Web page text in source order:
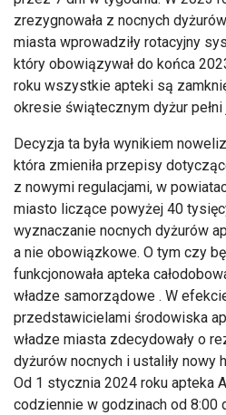
zrezygnowała z nocnych
miasta wprowadziły rotacyjny
który obowiązywał do końca
roku wszystkie apteki są
okresie świątecznym dyżur
Decyzja ta była wynikiem
która zmieniła przepisy
z nowymi regulacjami, w
miasto liczące powyżej 40
wyznaczanie nocnych dyżurów
a nie obowiązkowe. O tym czy
funkcjonowała apteka
władze samorządowe . W
przedstawicielami środowiska
władze miasta zdecydowały o
dyżurów nocnych i ustaliły nowy
Od 1 stycznia 2024 roku apteka
codziennie w godzinach od 8:00